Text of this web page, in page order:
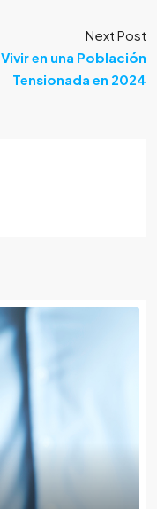
Next Post
Vivir en una Población
Tensionada en 2024